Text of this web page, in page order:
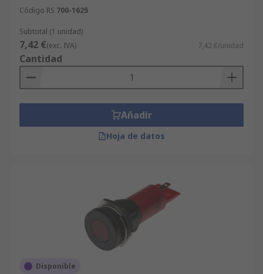
Código RS 700-1625
Subtotal (1 unidad)
7,42 €(exc. IVA) 7,42 €/unidad
Cantidad
Añadir
Hoja de datos
Disponible